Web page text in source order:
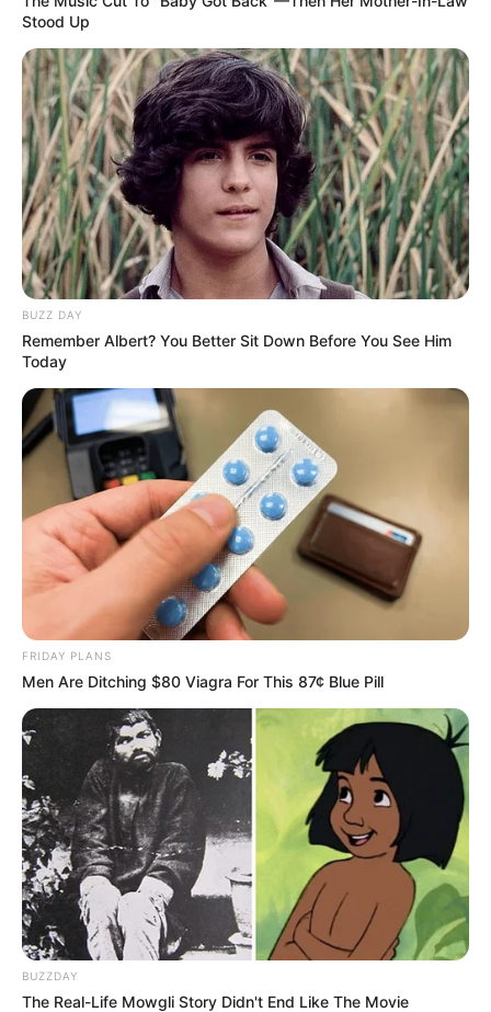
Stood Up
BUZZ DAY
Remember Albert? You Better Sit Down Before You See Him
Today
FRIDAY PLANS
Men Are Ditching $80 Viagra For This 87¢ Blue Pill
BUZZDAY
The Real-Life Mowgli Story Didn't End Like The Movie